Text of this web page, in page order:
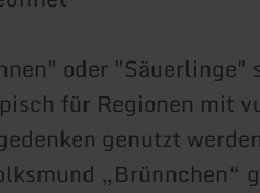
oder
für Regionen mit
genutzt
„Brünnchen“